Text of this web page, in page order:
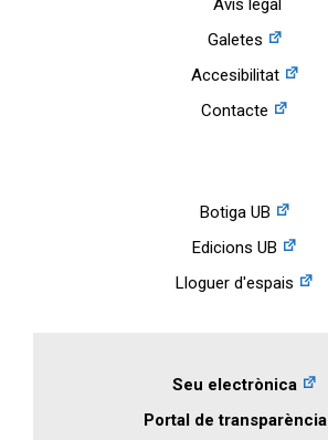
Avís legal
Galetes
Accesibilitat
Contacte
Botiga UB
Edicions UB
Lloguer d'espais
Seu electrònica
Portal de transparència